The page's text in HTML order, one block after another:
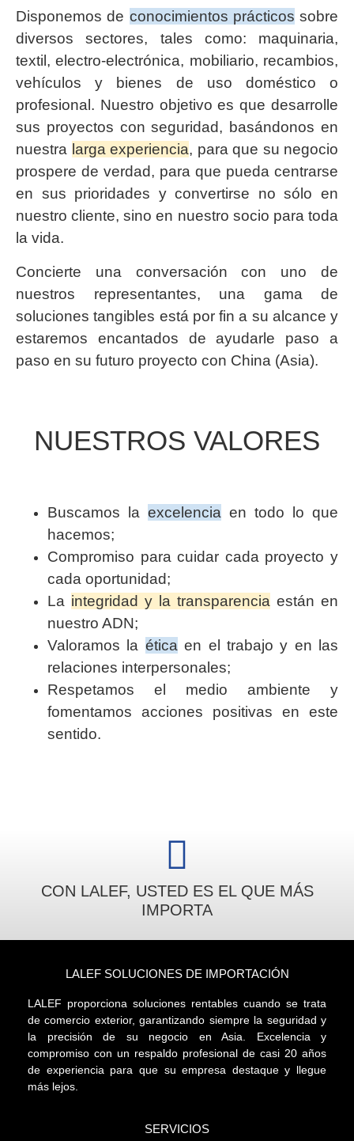
Disponemos de conocimientos prácticos sobre
diversos sectores, tales como: maquinaria,
textil, electro-electrónica, mobiliario, recambios,
vehículos y bienes de uso doméstico o
profesional. Nuestro objetivo es que desarrolle
sus proyectos con seguridad, basándonos en
nuestra larga experiencia, para que su negocio
prospere de verdad, para que pueda centrarse
en sus prioridades y convertirse no sólo en
nuestro cliente, sino en nuestro socio para toda
la vida.
Concierte una conversación con uno de
nuestros representantes, una gama de
soluciones tangibles está por fin a su alcance y
estaremos encantados de ayudarle paso a
paso en su futuro proyecto con China (Asia).
NUESTROS VALORES
Buscamos la excelencia en todo lo que
hacemos;
Compromiso para cuidar cada proyecto y
cada oportunidad;
La integridad y la transparencia están en
nuestro ADN;
Valoramos la éticaen el trabajo y en las
relaciones interpersonales;
Respetamos el medio ambiente y
fomentamos acciones positivas en este
sentido.
CON LALEF, USTED ES EL QUE MÁS
IMPORTA
LALEF SOLUCIONES DE IMPORTACIÓN
LALEF proporciona soluciones rentables cuando se trata
de comercio exterior, garantizando siempre la seguridad y
la precisión de su negocio en Asia. Excelencia y
compromiso con un respaldo profesional de casi 20 años
de experiencia para que su empresa destaque y llegue
más lejos.
SERVICIOS